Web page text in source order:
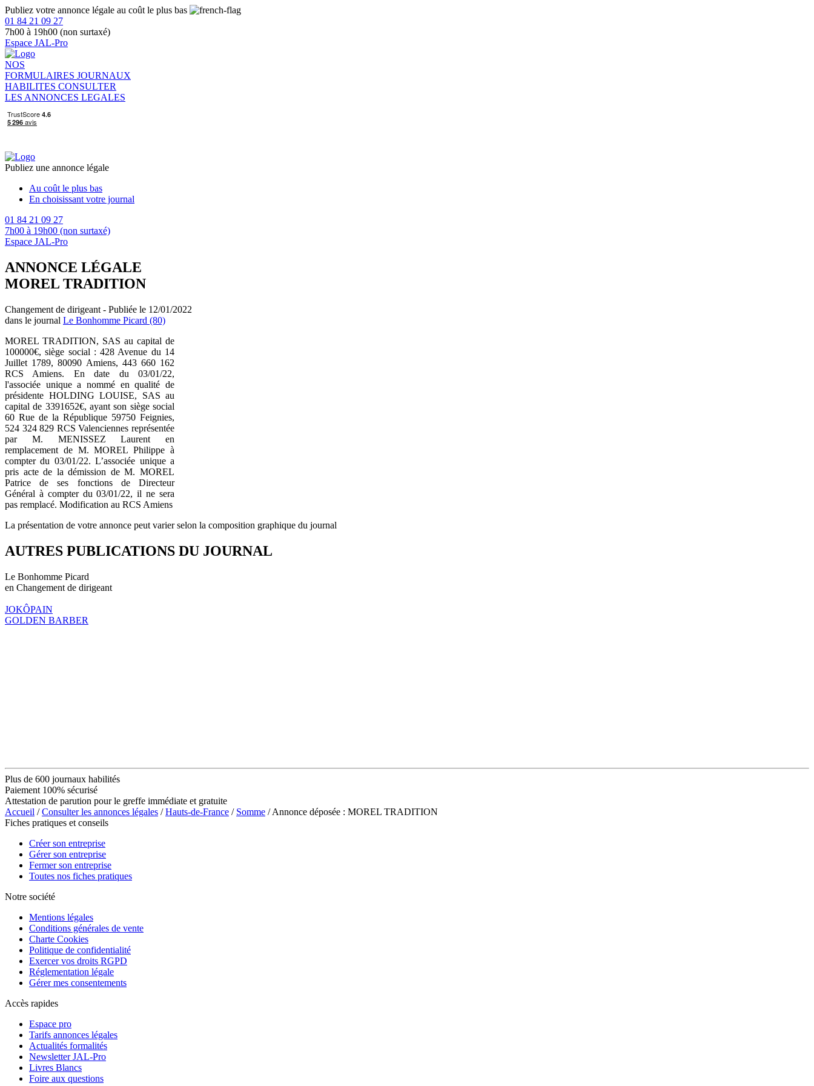
Publiez votre annonce légale au coût le plus bas
01 84 21 09 27
7h00 à 19h00 (non surtaxé)
Espace JAL-Pro
NOS
FORMULAIRES JOURNAUX
HABILITES CONSULTER
LES ANNONCES LEGALES
Publiez une annonce légale
Au coût le plus bas
En choisissant votre journal
01 84 21 09 27
7h00 à 19h00 (non surtaxé)
Espace JAL-Pro
ANNONCE LÉGALE
MOREL TRADITION
Changement de dirigeant - Publiée le 12/01/2022
dans le journal Le Bonhomme Picard (80)
MOREL TRADITION, SAS au capital de
100000€, siège social : 428 Avenue du 14
Juillet 1789, 80090 Amiens, 443 660 162
RCS Amiens. En date du 03/01/22,
l'associée unique a nommé en qualité de
présidente HOLDING LOUISE, SAS au
capital de 3391652€, ayant son siège social
60 Rue de la République 59750 Feignies,
524 324 829 RCS Valenciennes représentée
par M. MENISSEZ Laurent en
remplacement de M. MOREL Philippe à
compter du 03/01/22. L’associée unique a
pris acte de la démission de M. MOREL
Patrice de ses fonctions de Directeur
Général à compter du 03/01/22, il ne sera
pas remplacé. Modification au RCS Amiens
La présentation de votre annonce peut varier selon la composition graphique du journal
AUTRES PUBLICATIONS DU JOURNAL
Le Bonhomme Picard
en Changement de dirigeant
JOKÔPAIN
GOLDEN BARBER
Plus de 600 journaux habilités
Paiement 100% sécurisé
Attestation de parution pour le greffe immédiate et gratuite
Accueil /Consulter les annonces légales /Hauts-de-France / Somme / Annonce déposée : MOREL TRADITION
Fiches pratiques et conseils
Créer son entreprise
Gérer son entreprise
Fermer son entreprise
Toutes nos fiches pratiques
Notre société
Mentions légales
Conditions générales de vente
Charte Cookies
Politique de confidentialité
Exercer vos droits RGPD
Réglementation légale
Gérer mes consentements
Accès rapides
Espace pro
Tarifs annonces légales
Actualités formalités
Newsletter JAL-Pro
Livres Blancs
Foire aux questions